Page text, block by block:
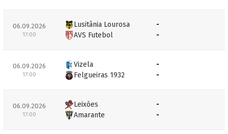
06.09.2026
17:00
Lusitânia Lourosa
AVS Futebol
-
-
06.09.2026
17:00
Vizela
Felgueiras 1932
-
-
06.09.2026
17:00
Leixões
Amarante
-
-